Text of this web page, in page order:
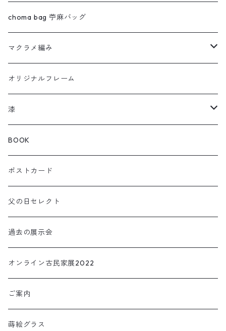
わっぱセイロ
ウルトラセブン
曲輪の弁当箱
曲輪スツール
曲輪の球体
choma bag 苧麻バッグ
マクラメ編み
フクロウ
カメレオン
チャーム
オリジナルフレーム
漆
箸おき
KOIOKI コイオキ
NEKOOKI ネコオキ
ぐい呑み・カップ
アクセサリー
小物・インテリア
TORIOKI トリオキ
BOOK
ポストカード
父の日セレクト
過去の展示会
オンライン古民家展2022
ご案内
蒔絵グラス